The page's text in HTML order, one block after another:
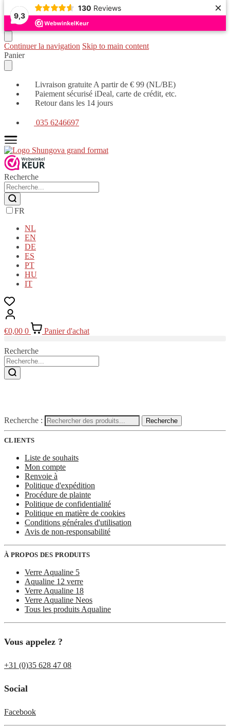
9,3
130 Reviews ×
Continuer la navigation Skip to main content
Panier
Livraison gratuite A partir de € 99 (NL/BE)
Paiement sécurisé iDeal, carte de crédit, etc.
Retour dans les 14 jours
035 6246697
Recherche
FR
NL
EN
DE
ES
PT
HU
IT
€0,00 0 Panier d'achat
Recherche
Recherche : Recherche
CLIENTS
Liste de souhaits
Mon compte
Renvoie à
Politique d'expédition
Procédure de plainte
Politique de confidentialité
Politique en matière de cookies
Conditions générales d'utilisation
Avis de non-responsabilité
À PROPOS DES PRODUITS
Verre Aqualine 5
Aqualine 12 verre
Verre Aqualine 18
Verre Aqualine Neos
Tous les produits Aqualine
Vous appelez ?
+31 (0)35 628 47 08
Social
Facebook